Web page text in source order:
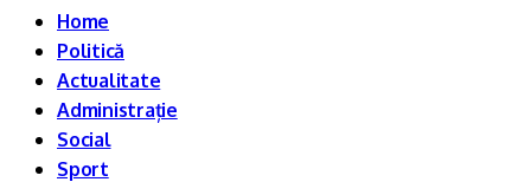
Home
Politică
Actualitate
Administrație
Social
Sport